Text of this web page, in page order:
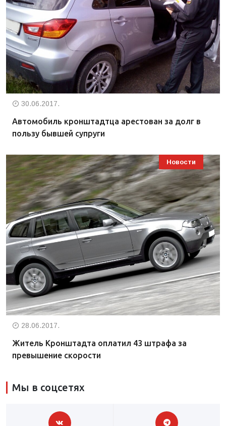
30.06.2017.
Автомобиль кронштадтца арестован за долг в
пользу бывшей супруги
Новости
28.06.2017.
Житель Кронштадта оплатил 43 штрафа за
превышение скорости
Мы в соцсетях